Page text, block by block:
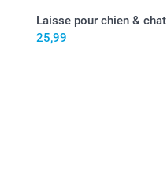
Laisse pour chien & chat
25,99